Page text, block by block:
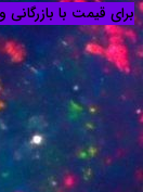
برای قیمت با